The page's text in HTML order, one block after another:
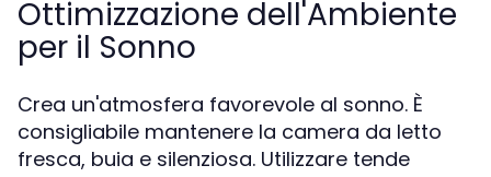
Ottimizzazione dell'Ambiente
per il Sonno
Crea un'atmosfera favorevole al sonno. È
consigliabile mantenere la camera da letto
fresca, buia e silenziosa. Utilizzare tende